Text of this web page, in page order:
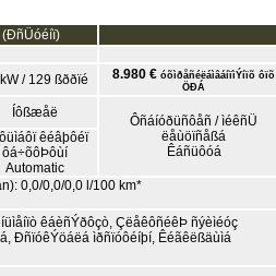
(ÐñÜóéíï)
/ 129 ßððïé 8.980 € óõìðåñéëáìâáíïìÝíïõ ôïõ
ÖÐÁ
Íôßæåë
Ôñáíóðüñôåñ / ìéêñÜ
ëåùöïñåßá
Êáñüôóá
êéâþôéï
ôá÷õôÞôùí
Automatic
0,0/0,0/0,0 l/100 km*
êáèñÝðôçò, ÇëåêôñéêÞ ñýèìéóç
ÐñïóêÝöáëá ìðñïóôéíþí, Êéãêëßäùìá